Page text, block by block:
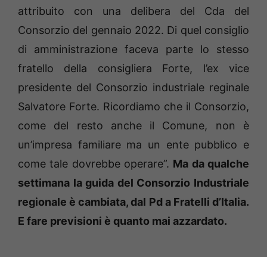
attribuito con una delibera del Cda del
Consorzio del gennaio 2022. Di quel consiglio
di amministrazione faceva parte lo stesso
fratello della consigliera Forte, l’ex vice
presidente del Consorzio industriale reginale
Salvatore Forte. Ricordiamo che il Consorzio,
come del resto anche il Comune, non è
un’impresa familiare ma un ente pubblico e
come tale dovrebbe operare”. Ma da qualche
settimana la guida del Consorzio Industriale
regionale è cambiata, dal Pd a Fratelli d’Italia.
E fare previsioni è quanto mai azzardato.